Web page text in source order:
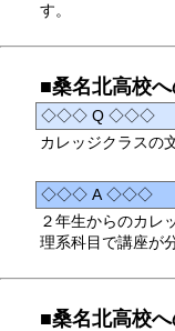
す。
■桑名北高校
◇◇◇ Q ◇◇◇
カレッジクラスの
◇◇◇ A ◇◇◇
２年生からのカレ
理系科目で講座が
■桑名北高校